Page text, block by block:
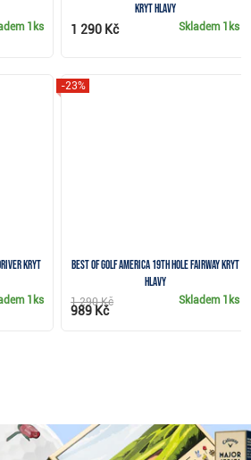
1ks
kryt hlavy
Skladem 1ks
1 290 Kč
kryt
1ks
Best of Golf America 19th Hole fairway kryt
hlavy
-23%
Skladem 1ks
1 290 Kč
989 Kč